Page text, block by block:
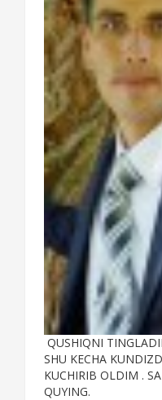
QUSHIQNI
SHU KECHA
KUCHIRIB OLDIM .
QUYING.